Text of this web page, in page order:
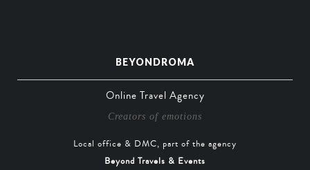
BEYONDROMA
Online Travel Agency
Creators of emotions
Local office & DMC, part of the agency
Beyond Travels & Events